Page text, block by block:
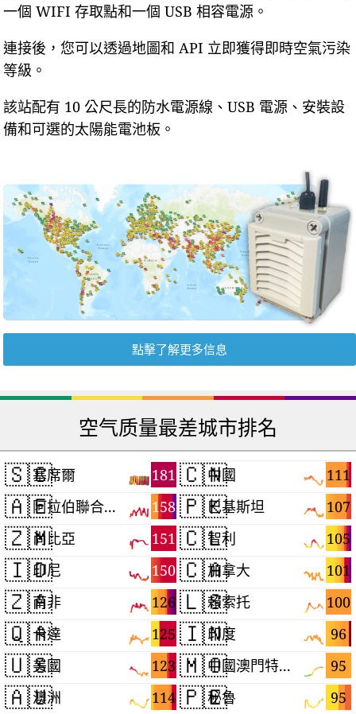
一個 WIFI 存取點和一個 USB 相容電源。
連接後，您可以透過地圖和 API 立即獲得即時空氣污染
等級。
該站配有 10 公尺長的防水電源線、USB 電源、安裝設
備和可選的太陽能電池板。
點擊了解更多信息
空气质量最差城市排名
🇸🇨 181
塞席爾
🇦🇪 158
阿拉伯聯合大公國
🇿🇲 151
尚比亞
🇮🇩 150
印尼
🇿🇦 126
南非
🇶🇦 125
卡達
🇺🇸 123
美國
🇦🇺 114
澳洲
🇨🇳 111
中國
🇵🇰 107
巴基斯坦
🇨🇱 105
智利
🇨🇦 101
加拿大
🇱🇸 100
賴索托
🇮🇳 96
印度
🇲🇴 95
中國澳門特別行政區
🇵🇪 95
秘魯